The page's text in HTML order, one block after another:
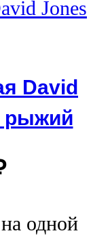
David
рыжий
одной